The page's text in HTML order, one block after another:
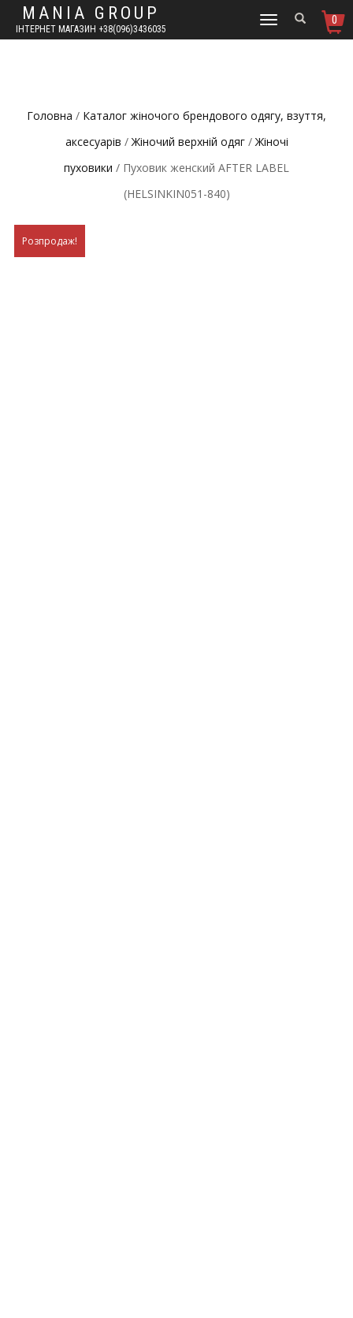
MANIA GROUP
ІНТЕРНЕТ МАГАЗИН +38(096)3436035
TOGGLE
0
Головна / Каталог жіночого брендового одягу, взуття,
аксесуарів /Жіночий верхній одяг/Жіночі
пуховики / Пуховик женский AFTER LABEL
(HELSINKIN051-840)
Розпродаж!